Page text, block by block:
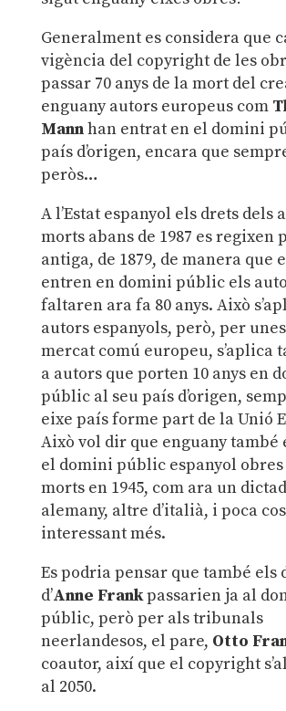
Generalment es considera que
vigència del copyright de les
passar 70 anys de la mort del
enguany autors europeus com
Mannhan entrat en el domini
país d’origen, encara que
peròs…
A l’Estat espanyol els drets dels
morts abans de 1987 es regixen
antiga, de 1879, de manera que
entren en domini públic els
faltaren ara fa 80 anys. Això
autors espanyols, però, per
mercat comú europeu, s’aplica
a autors que porten 10 anys en
públic al seu país d’origen,
eixe país forme part de la Unió
Això vol dir que enguany també
el domini públic espanyol obres
morts en 1945, com ara un
alemany, altre d’italià, i poca
interessant més.
Es podria pensar que també els
d’Anne Frankpassarien ja al
públic, però per als tribunals
neerlandesos, el pare, Otto
coautor, així que el copyright
al 2050.